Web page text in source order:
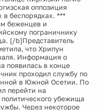
оппозиция
в беспорядках. ***
беженцев и
пограничнику
[/b]Представитель
что Хрипун
Информация о
появилась в конце
проходил службу по
в Южной Осетии. По
перейти на
убежища
Через некоторое